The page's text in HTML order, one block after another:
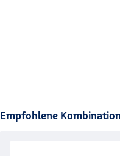
Empfohlene